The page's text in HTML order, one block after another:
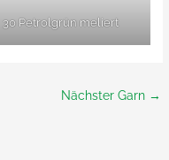
30 Petrolgrün meliert
Nächster Garn →